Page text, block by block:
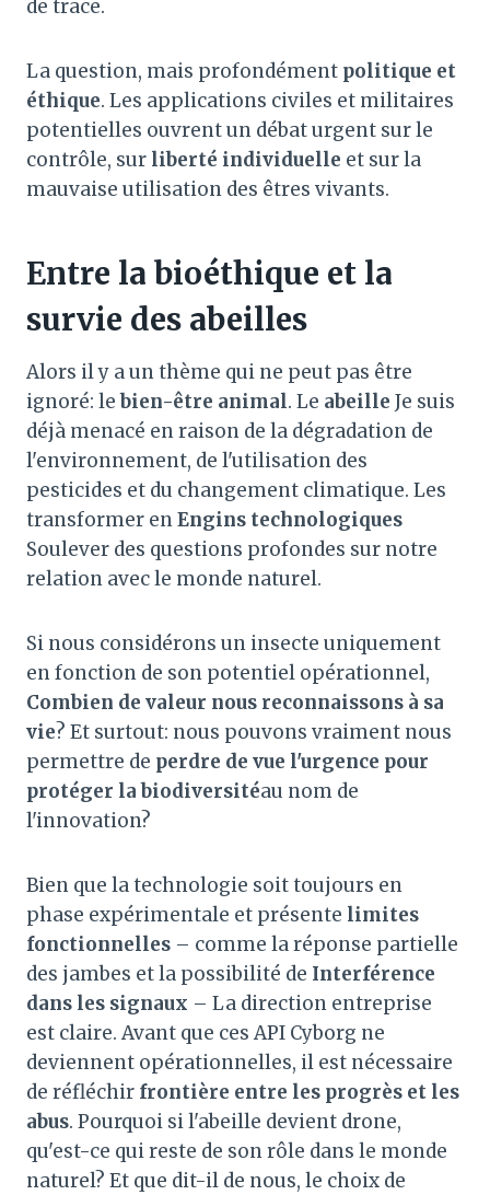
de trace.
La question, mais profondément politique et
éthique. Les applications civiles et militaires
potentielles ouvrent un débat urgent sur le
contrôle, sur liberté individuelle et sur la
mauvaise utilisation des êtres vivants.
Entre la bioéthique et la
survie des abeilles
Alors il y a un thème qui ne peut pas être
ignoré: lebien-être animal. Le abeille Je suis
déjà menacé en raison de la dégradation de
l'environnement, de l'utilisation des
pesticides et du changement climatique. Les
transformer enEngins technologiques
Soulever des questions profondes sur notre
relation avec le monde naturel.
Si nous considérons un insecte uniquement
en fonction de son potentiel opérationnel,
Combien de valeur nous reconnaissons à sa
vie? Et surtout: nous pouvons vraiment nous
permettre de perdre de vue l'urgence pour
protéger la biodiversitéau nom de
l'innovation?
Bien que la technologie soit toujours en
phase expérimentale et présente limites
fonctionnelles – comme la réponse partielle
des jambes et la possibilité de Interférence
dans les signaux – La direction entreprise
est claire. Avant que ces API Cyborg ne
deviennent opérationnelles, il est nécessaire
de réfléchir frontière entre les progrès et les
abus. Pourquoi si l'abeille devient drone,
qu'est-ce qui reste de son rôle dans le monde
naturel? Et que dit-il de nous, le choix de